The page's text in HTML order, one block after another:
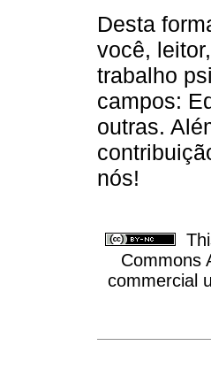
Desta
você,
trabalho
campos:
outras.
nós!
Commons
commercial